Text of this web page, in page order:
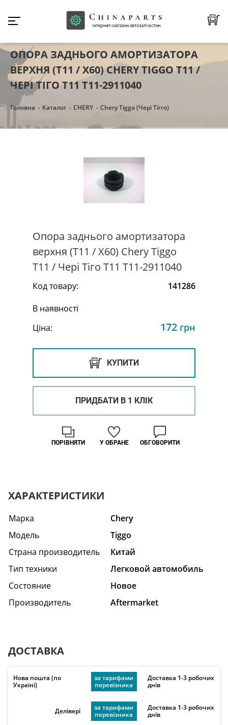
ОПОРА ЗАДНЬОГО АМОРТИЗАТОРА
ВЕРХНЯ (T11 / X60) CHERY TIGGO Т11 /
ЧЕРІ ТІГО Т11 T11-2911040
Головна Каталог CHERY Chery Tiggo (Чері Тігго)
Опора заднього амортизатора
верхня (T11 / X60) Chery Tiggo
Т11 / Чері Тіго Т11 T11-2911040
Код товару:
141286
В наявності
Ціна:
172 грн
КУПИТИ
ПРИДБАТИ В 1 КЛІК
У ОБРАНЕ
ПОРІВНЯТИ ОБГОВОРИТИ
ХАРАКТЕРИСТИКИ
Марка
Chery
Модель
Tiggo
Страна производитель
Китай
Тип техники
Легковой автомобиль
Состояние
Hовое
Производитель
Aftermarket
ДОСТАВКА
Нова пошта (по
Україні)
за тарифами
перевізника
Доставка 1-3 робочих
днів
Делівері
за тарифами
перевізника
Доставка 1-3 робочих
днів